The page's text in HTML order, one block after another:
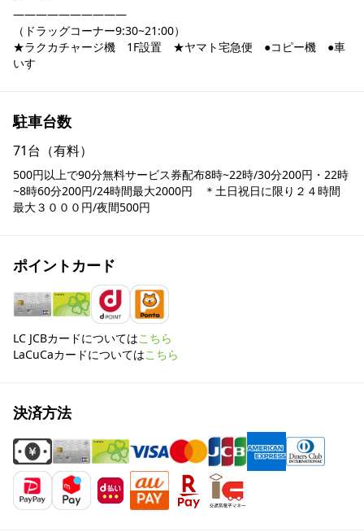
――――――――――
（ドラッグコーナー9:30~21:00）
★ラクカチャージ機　1F設置　★ヤマト宅急便　●コピー機　●車
いす
駐車台数
71台（有料）
500円以上で90分無料サービス券配布8時~22時/30分200円・22時
~8時60分200円/24時間最大2000円　＊土日祝日に限り２４時間
最大３０００円/夜間500円
ポイントカード
LC JCBカードについてはこちら
LaCuCaカードについてはこちら
決済方法